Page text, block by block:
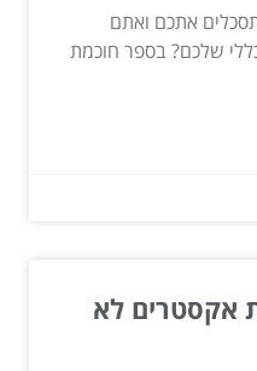
אתכם ואתם
שלכם? בספר חוכמת
אקסטרים לא